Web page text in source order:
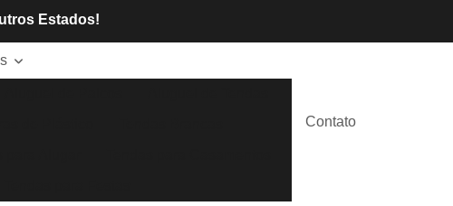
Estados!
Contato